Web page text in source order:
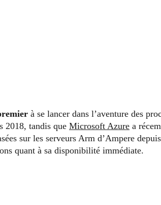
à se lancer dans l’aventure des
2018, tandis que Microsoft Azure a
sur les serveurs Arm d’Ampere
quant à sa disponibilité immédiate.